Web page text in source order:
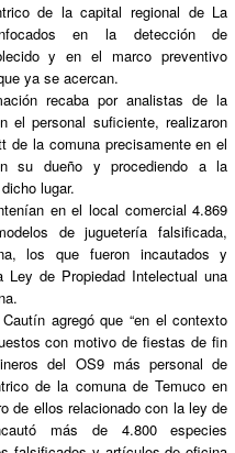
de la capital regional de La
en la detección de
y en el marco preventivo
ya se acercan.
recaba por analistas de la
el personal suficiente, realizaron
de la comuna precisamente en el
su dueño y procediendo a la
lugar.
en el local comercial 4.869
de juguetería falsificada,
los que fueron incautados y
Ley de Propiedad Intelectual una
agregó que “en el contexto
con motivo de fiestas de fin
del OS9 más personal de
de la comuna de Temuco en
de ellos relacionado con la ley de
más de 4.800 especies